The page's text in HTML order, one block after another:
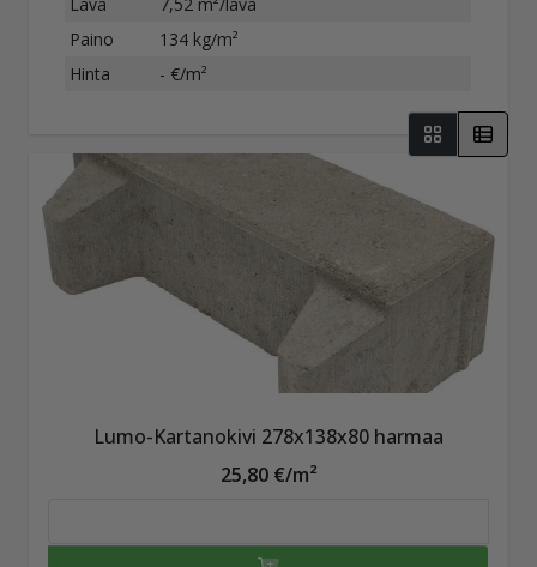
Paino
134 kg/m²
Hinta
- €/m²
Lumo-Kartanokivi 278x138x80 harmaa
25,80 €/m²